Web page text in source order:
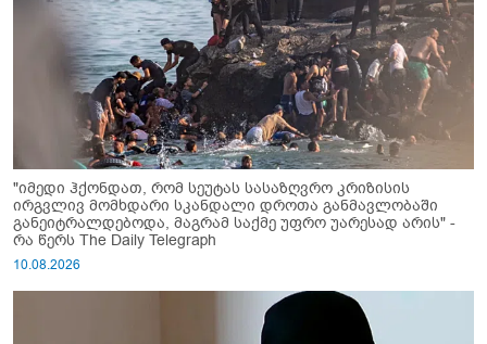
"იმედი ჰქონდათ, რომ სეუტას სასაზღვრო კრიზისის
ირგვლივ მომხდარი სკანდალი დროთა განმავლობაში
განეიტრალდებოდა, მაგრამ საქმე უფრო უარესად არის" -
რა წერს The Daily Telegraph
10.08.2026